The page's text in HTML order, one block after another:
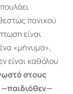
πανικού
είναι
«μήνυμα»,
είναι καθόλου
στους
—παιδιόθεν—